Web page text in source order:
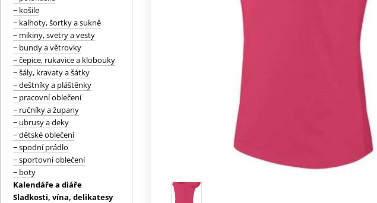
− košile
− kalhoty, šortky a sukně
− mikiny, svetry a vesty
− bundy a větrovky
− čepice, rukavice a klobouky
− šály, kravaty a šátky
− deštníky a pláštěnky
− pracovní oblečení
− ručníky a župany
− ubrusy a deky
− dětské oblečení
− spodní prádlo
− sportovní oblečení
− boty
Kalendáře a diáře
Sladkosti, vína, delikatesy